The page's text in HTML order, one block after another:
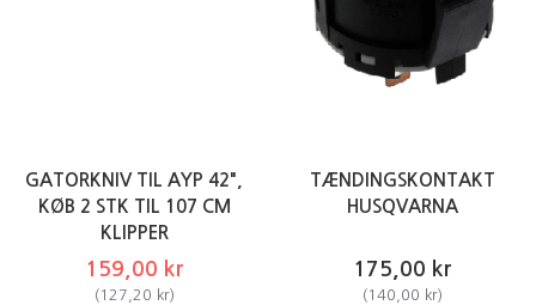
GATORKNIV TIL AYP 42",
KØB 2 STK TIL 107 CM
KLIPPER
159,00 kr
(127,20 kr)
TÆNDINGSKONTAKT
HUSQVARNA
175,00 kr
(140,00 kr)